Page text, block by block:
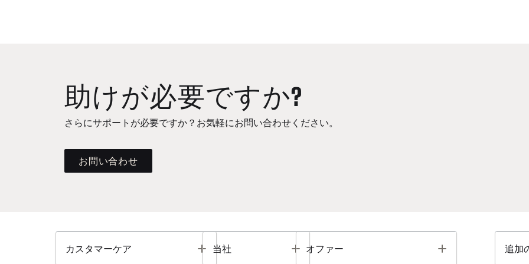
助けが必要ですか?
さらにサポートが必要ですか？お気軽にお問い合わせください。
お問い合わせ
カスタマーケア Toggle
当社 Toggle
オファー Toggle 追加